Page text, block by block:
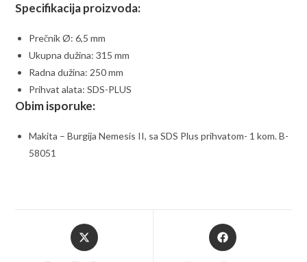
Specifikacija proizvoda:
Prečnik Ø: 6,5 mm
Ukupna dužina: 315 mm
Radna dužina: 250 mm
Prihvat alata: SDS-PLUS
Obim isporuke:
Makita – Burgija Nemesis II, sa SDS Plus prihvatom- 1 kom. B-
58051
Opens
in
Opens
in